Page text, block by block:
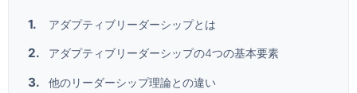
アダプティブリーダーシップとは
アダプティブリーダーシップの4つの基本要素
他のリーダーシップ理論との違い